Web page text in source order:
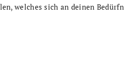
welches sich an deinen